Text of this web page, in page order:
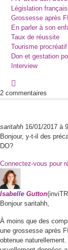
Législation
Grossesse après
En parler à son
Taux de réussite
Tourisme procréatif
Don et gestation
Interview
2 commentaires
saritahh 16/01/2017 à
Bonjour, y-t-il des
DO?
Connectez-vous pour
Isabelle Gutton
Bonjour saritahh,
À moins que des
une grossesse après
obtenue